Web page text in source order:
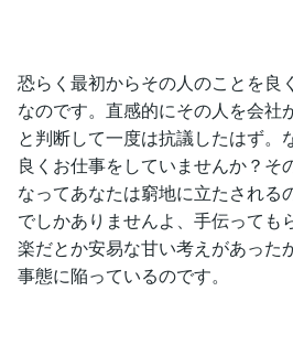
恐らく最初からその人のことを良
なのです。直感的にその人を会社
と判断して一度は抗議したはず。
良くお仕事をしていませんか？そ
なってあなたは窮地に立たされる
でしかありませんよ、手伝っても
楽だとか安易な甘い考えがあった
事態に陥っているのです。